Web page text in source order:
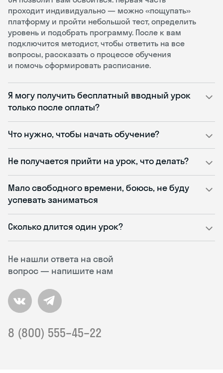
Не нашли ответа на свой
вопрос — напишите нам
8 (800) 555–45–22
проходит индивидуально — можно «пощупать»
платформу и пройти небольшой тест, определить
уровень и подобрать программу. После к вам
подключится методист, чтобы ответить на все
вопросы, рассказать о процессе обучения
и помочь сформировать расписание.
Я могу получить бесплатный вводный урок
только после оплаты?
Что нужно, чтобы начать обучение?
Не получается прийти на урок, что делать?
Мало свободного времени, боюсь, не буду
успевать заниматься
Сколько длится один урок?